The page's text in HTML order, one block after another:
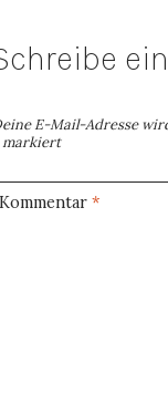
E-Mail-Adresse
markiert
Kommentar*